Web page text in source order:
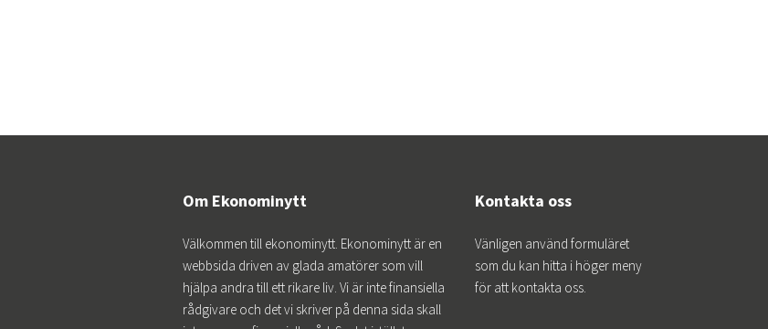
Om Ekonominytt
Välkommen till ekonominytt. Ekonominytt är en
webbsida driven av glada amatörer som vill
hjälpa andra till ett rikare liv. Vi är inte finansiella
rådgivare och det vi skriver på denna sida skall
Kontakta oss
Vänligen använd formuläret
som du kan hitta i höger meny
för att kontakta oss.